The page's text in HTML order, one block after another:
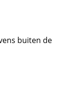
buiten de